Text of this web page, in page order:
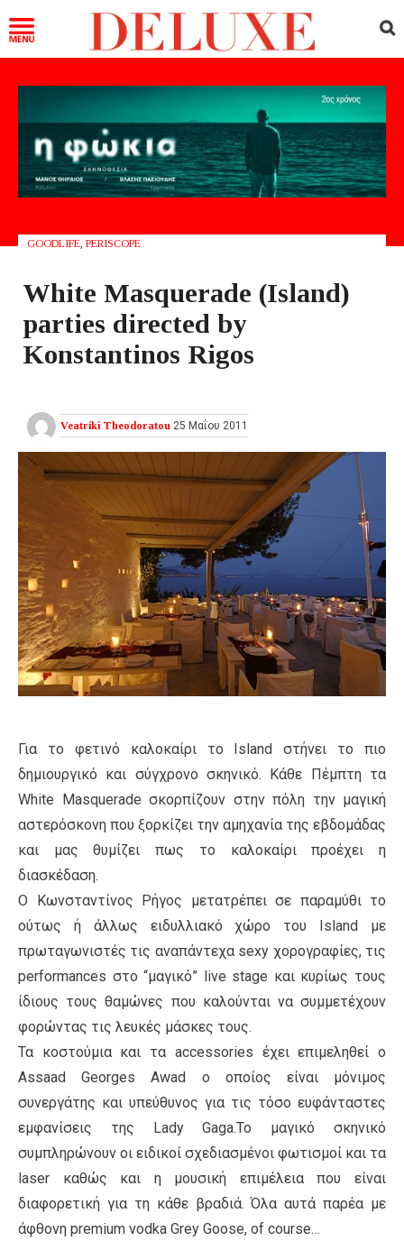
GOODLIFE PERISCOPE
White Masquerade (Ιsland)
parties directed by
Konstantinos Rigos
Veatriki Theodoratou 25 Μαΐου 2011
Για το φετινό καλοκαίρι το Island στήνει το πιο
δημιουργικό και σύγχρονο σκηνικό. Κάθε Πέμπτη τα
White Masquerade σκορπίζουν στην πόλη την μαγική
αστερόσκονη που ξορκίζει την αμηχανία της εβδομάδας
και μας θυμίζει πως το καλοκαίρι προέχει η
διασκέδαση.
Ο Κωνσταντίνος Ρήγος μετατρέπει σε παραμύθι το
ούτως ή άλλως ειδυλλιακό χώρο του Ιsland με
πρωταγωνιστές τις αναπάντεχα sexy χορογραφίες, τις
performances στο “μαγικό” live stage και κυρίως τους
ίδιους τους θαμώνες που καλούνται να συμμετέχουν
φορώντας τις λευκές μάσκες τους.
Τα κοστούμια και τα accessories έχει επιμεληθεί ο
Assaad Georges Awad o οποίος είναι μόνιμος
συνεργάτης και υπεύθυνος για τις τόσο ευφάνταστες
εμφανίσεις της Lady Gaga.Το μαγικό σκηνικό
συμπληρώνουν οι ειδικοί σχεδιασμένοι φωτισμοί και τα
laser καθώς και η μουσική επιμέλεια που είναι
διαφορετική για τη κάθε βραδιά. Όλα αυτά παρέα με
άφθονη premium vodka Grey Goose, of course…